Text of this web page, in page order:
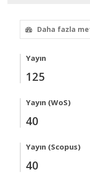
Daha fazla
Yayın
125
Yayın (WoS)
40
Yayın (Scopus)
40